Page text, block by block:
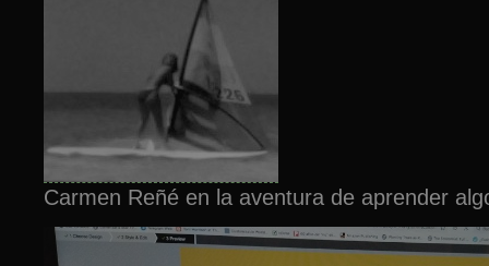
Carmen Reñé en la aventura de aprender